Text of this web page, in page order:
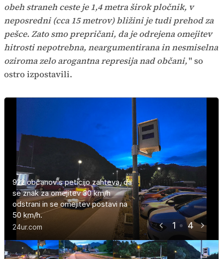
obeh straneh ceste je 1,4 metra širok pločnik, v
neposredni (cca 15 metrov) bližini je tudi prehod za
pešce. Zato smo prepričani, da je odrejena omejitev
hitrosti nepotrebna, neargumentirana in nesmiselna
oziroma zelo arogantna represija nad občani," so
ostro izpostavili.
1 4
922 občanov s peticijo zahteva, da
se znak za omejitev 30 km/h
odstrani in se omejitev postavi na
50 km/h.
24ur.com
Težava je tudi v tem, da križišče
omejitev razveljavi.
24ur.com
Vozniki, ki so dobili kazen, jo bodo
izpodbijali z zahtevki za sodno
varstvo.
24ur.com
Na MIR Jesenice pravijo, da
razumejo razburjenje občanov, saj
gre za nepriljubljen ukrep, ki kot tak
omogoča učinkovito obravnavo
prehitrih in posledično nevarnih
24ur.com